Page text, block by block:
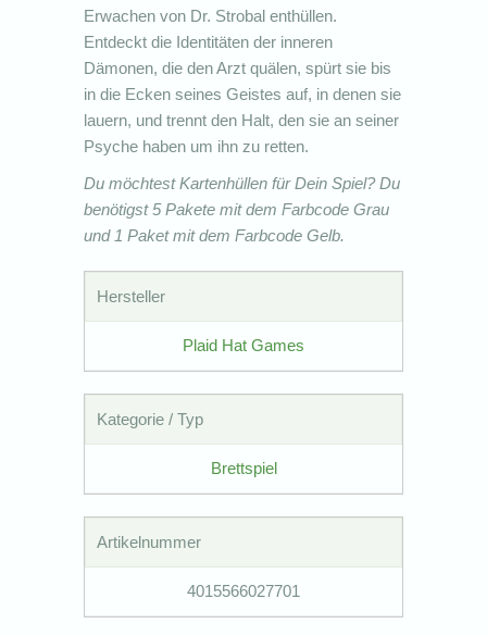
Erwachen von Dr. Strobal enthüllen.
Entdeckt die Identitäten der inneren
Dämonen, die den Arzt quälen, spürt sie bis
in die Ecken seines Geistes auf, in denen sie
lauern, und trennt den Halt, den sie an seiner
Psyche haben um ihn zu retten.
Du möchtest Kartenhüllen für Dein Spiel? Du
benötigst 5 Pakete mit dem Farbcode Grau
und 1 Paket mit dem Farbcode Gelb.
Hersteller
Plaid Hat Games
Kategorie / Typ
Brettspiel
Artikelnummer
4015566027701